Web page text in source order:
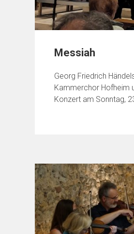
Messiah
Georg Friedrich
Kammerchor Hofheim
Konzert am Sonntag,